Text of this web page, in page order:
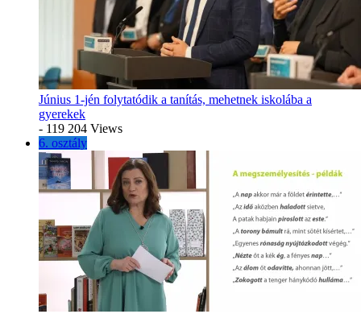
Június 1-jén folytatódik a tanítás, mehetnek iskolába a
gyerekek
- 119 204 Views
6. osztály